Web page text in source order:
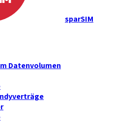
sparSIM
Datenvolumen